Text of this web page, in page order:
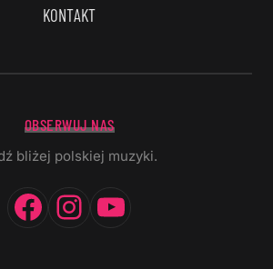
KONTAKT
OBSERWUJ NAS
bliżej polskiej muzyki.
Facebook
Instagram